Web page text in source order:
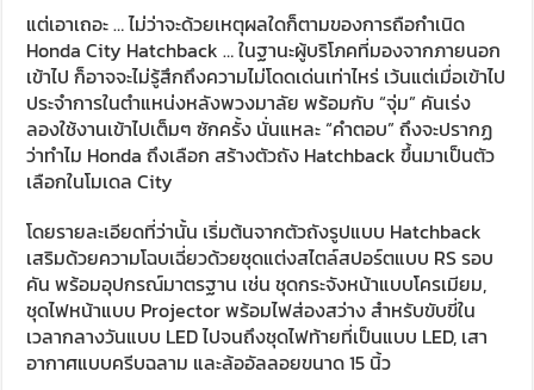
แต่เอาเถอะ … ไม่ว่าจะด้วยเหตุผลใดก็ตามของการถือกำเนิด
Honda City Hatchback … ในฐานะผู้บริโภคที่มองจากภายนอก
เข้าไป ก็อาจจะไม่รู้สึกถึงความไม่โดดเด่นเท่าไหร่ เว้นแต่เมื่อเข้าไป
ประจำการในตำแหน่งหลังพวงมาลัย พร้อมกับ “จุ่ม” คันเร่ง
ลองใช้งานเข้าไปเต็มๆ ซักครั้ง นั่นแหละ “คำตอบ” ถึงจะปรากฏ
ว่าทำไม Honda ถึงเลือก สร้างตัวถัง Hatchback ขึ้นมาเป็นตัว
เลือกในโมเดล City
โดยรายละเอียดที่ว่านั้น เริ่มต้นจากตัวถังรูปแบบ Hatchback
เสริมด้วยความโฉบเฉี่ยวด้วยชุดแต่งสไตล์สปอร์ตแบบ RS รอบ
คัน พร้อมอุปกรณ์มาตรฐาน เช่น ชุดกระจังหน้าแบบโครเมียม,
ชุดไฟหน้าแบบ Projector พร้อมไฟส่องสว่าง สำหรับขับขี่ใน
เวลากลางวันแบบ LED ไปจนถึงชุดไฟท้ายที่เป็นแบบ LED, เสา
อากาศแบบครีบฉลาม และล้ออัลลอยขนาด 15 นิ้ว